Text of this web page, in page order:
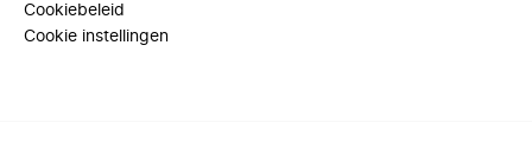
Cookiebeleid
Cookie instellingen